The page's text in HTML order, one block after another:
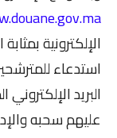
الإلكترونية
استدعاء
البريد
عليهم سحبه